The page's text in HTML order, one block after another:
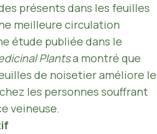
présents dans les feuilles
meilleure circulation
étude publiée dans le
Plantsa montré que
de noisetier améliore le
les personnes souffrant
veineuse.